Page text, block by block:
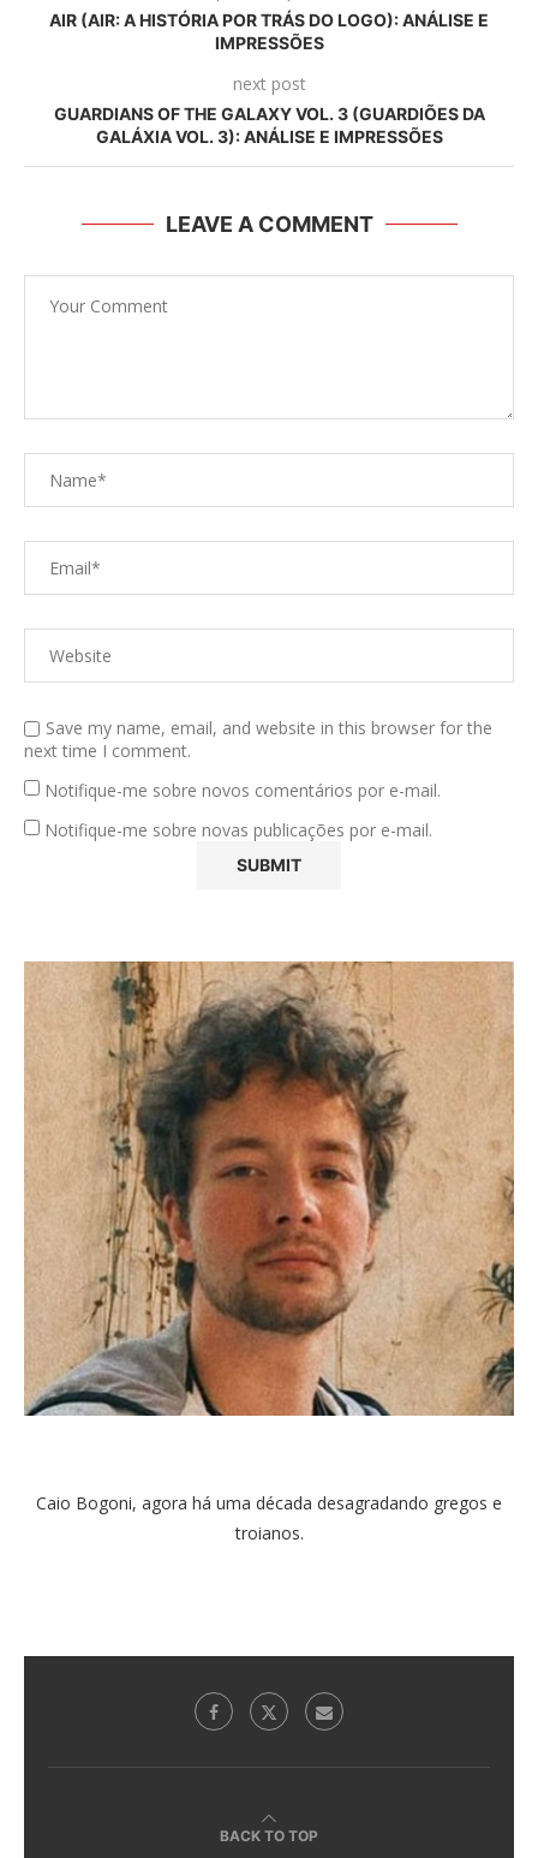
AIR (AIR: A HISTÓRIA POR TRÁS DO LOGO): ANÁLISE E
IMPRESSÕES
next post
GUARDIANS OF THE GALAXY VOL. 3 (GUARDIÕES DA
GALÁXIA VOL. 3): ANÁLISE E IMPRESSÕES
LEAVE A COMMENT
Save my name, email, and website in this browser for the
next time I comment.
Notifique-me sobre novos comentários por e-mail.
Notifique-me sobre novas publicações por e-mail.
Caio Bogoni, agora há uma década desagradando gregos e
troianos.
BACK TO TOP